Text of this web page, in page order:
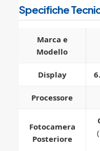
Specifiche
Marca e
Modello
Display
Processore
Fotocamera
Posteriore